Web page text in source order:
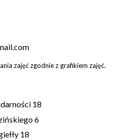
zajęć zgodnie z grafikiem zajęć.
18
6
18